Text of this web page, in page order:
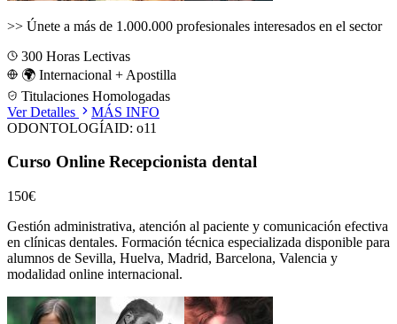
>> Únete a más de 1.000.000 profesionales interesados en el sector
300 Horas Lectivas
🌍 Internacional + Apostilla
Titulaciones Homologadas
Ver Detalles
MÁS INFO
ODONTOLOGÍAID: o11
Curso Online Recepcionista dental
150€
Gestión administrativa, atención al paciente y comunicación efectiva
en clínicas dentales. Formación técnica especializada disponible para
alumnos de Sevilla, Huelva, Madrid, Barcelona, Valencia y
modalidad online internacional.